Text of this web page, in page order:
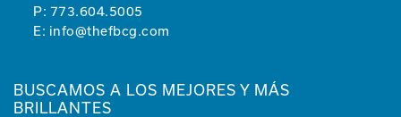
P: 773.604.5005
E: info@thefbcg.com
BUSCAMOS A LOS MEJORES Y MÁS
BRILLANTES